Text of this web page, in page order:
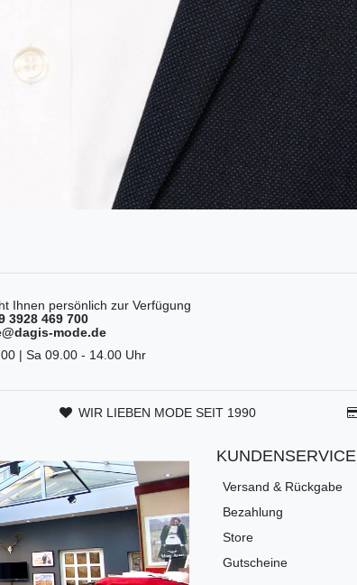
Ihnen persönlich zur Verfügung
3928 469 700
mode.de
| Sa 09.00 - 14.00 Uhr
WIR LIEBEN MODE SEIT 1990
KUNDENSERVICE
Versand & Rückgabe
Bezahlung
Store
Gutscheine